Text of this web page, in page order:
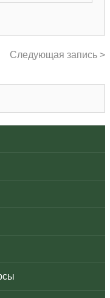
Следующая запись >